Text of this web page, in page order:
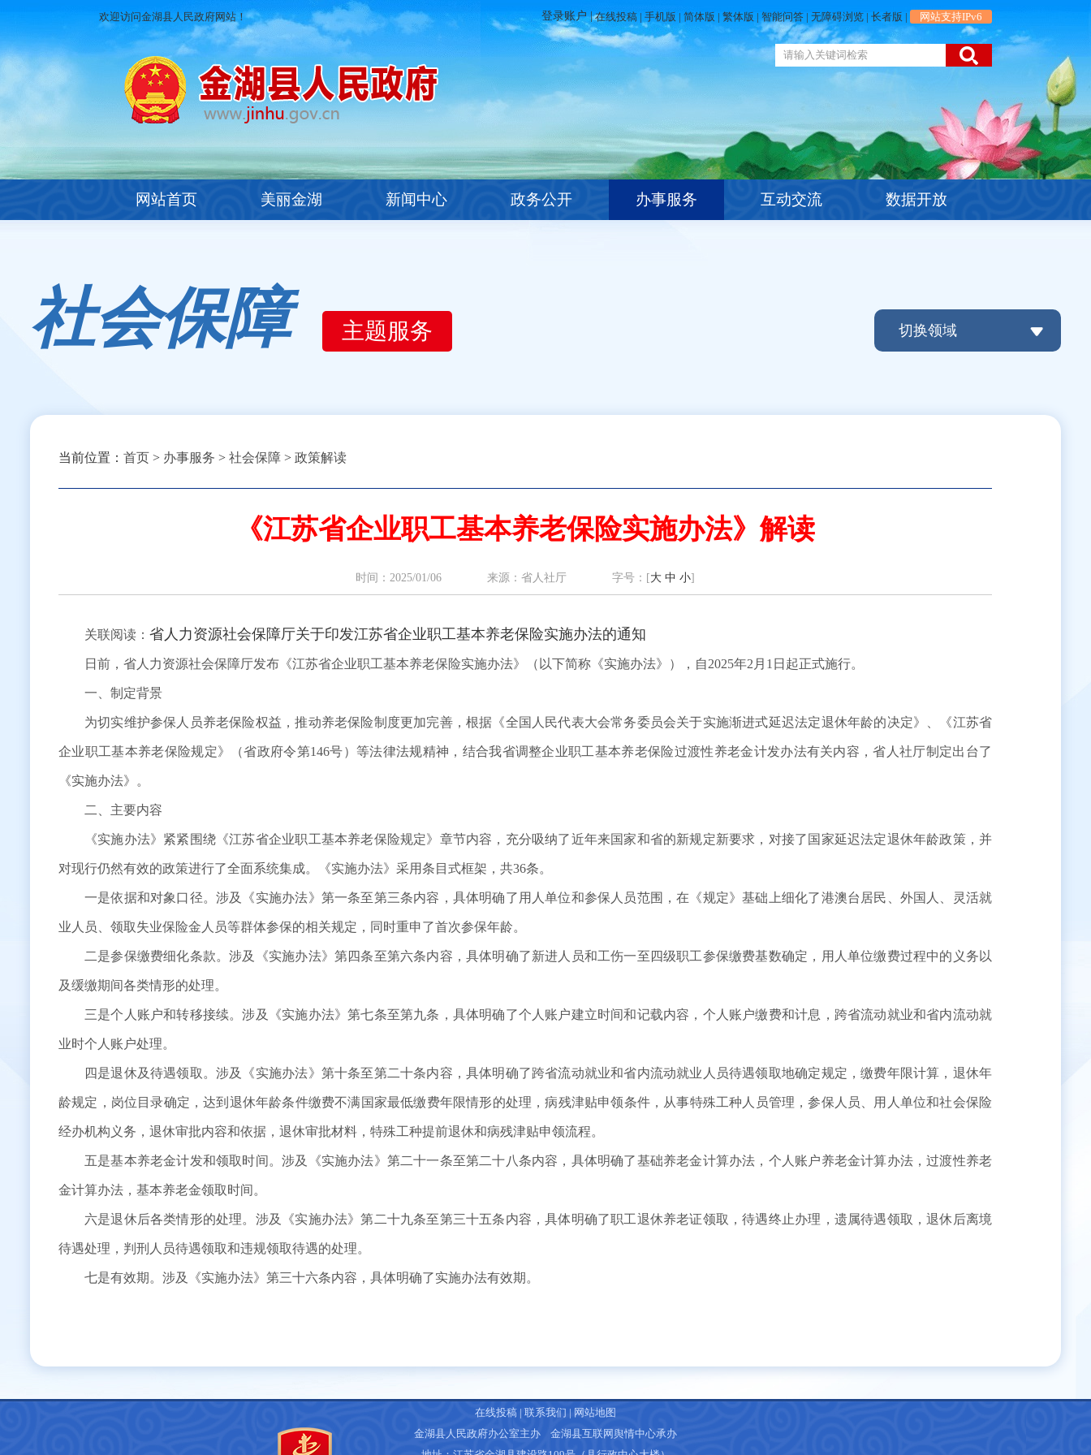
欢迎访问金湖县人民政府网站！ 在线投稿 | 手机版 | 简体版 | 繁体版 | 智能问答 | 无障碍浏览 | 长者版 | 网站支持IPv6
网站首页 美丽金湖 新闻中心 政务公开 办事服务 互动交流 数据开放
社会保障 主题服务 切换领域
当前位置： 首页 > 办事服务 > 社会保障 > 政策解读
《江苏省企业职工基本养老保险实施办法》解读
时间：2025/01/06 来源： 省人社厅 字号：[大 中 小]
关联阅读： 省人力资源社会保障厅关于印发江苏省企业职工基本养老保险实施办法的通知
日前，省人力资源社会保障厅发布《江苏省企业职工基本养老保险实施办法》（以下简称《实施办法》），自2025年2月1日起正式施行。
一、制定背景
为切实维护参保人员养老保险权益，推动养老保险制度更加完善，根据《全国人民代表大会常务委员会关于实施渐进式延迟法定退休年龄的决定》、《江苏省
企业职工基本养老保险规定》（省政府令第146号）等法律法规精神，结合我省调整企业职工基本养老保险过渡性养老金计发办法有关内容，省人社厅制定出台了
《实施办法》。
二、主要内容
《实施办法》紧紧围绕《江苏省企业职工基本养老保险规定》章节内容，充分吸纳了近年来国家和省的新规定新要求，对接了国家延迟法定退休年龄政策，并
对现行仍然有效的政策进行了全面系统集成。《实施办法》采用条目式框架，共36条。
一是依据和对象口径。涉及《实施办法》第一条至第三条内容，具体明确了用人单位和参保人员范围，在《规定》基础上细化了港澳台居民、外国人、灵活就
业人员、领取失业保险金人员等群体参保的相关规定，同时重申了首次参保年龄。
二是参保缴费细化条款。涉及《实施办法》第四条至第六条内容，具体明确了新进人员和工伤一至四级职工参保缴费基数确定，用人单位缴费过程中的义务以
及缓缴期间各类情形的处理。
三是个人账户和转移接续。涉及《实施办法》第七条至第九条，具体明确了个人账户建立时间和记载内容，个人账户缴费和计息，跨省流动就业和省内流动就
业时个人账户处理。
四是退休及待遇领取。涉及《实施办法》第十条至第二十条内容，具体明确了跨省流动就业和省内流动就业人员待遇领取地确定规定，缴费年限计算，退休年
龄规定，岗位目录确定，达到退休年龄条件缴费不满国家最低缴费年限情形的处理，病残津贴申领条件，从事特殊工种人员管理，参保人员、用人单位和社会保险
经办机构义务，退休审批内容和依据，退休审批材料，特殊工种提前退休和病残津贴申领流程。
五是基本养老金计发和领取时间。涉及《实施办法》第二十一条至第二十八条内容，具体明确了基础养老金计算办法，个人账户养老金计算办法，过渡性养老
金计算办法，基本养老金领取时间。
六是退休后各类情形的处理。涉及《实施办法》第二十九条至第三十五条内容，具体明确了职工退休养老证领取，待遇终止办理，遗属待遇领取，退休后离境
待遇处理，判刑人员待遇领取和违规领取待遇的处理。
七是有效期。涉及《实施办法》第三十六条内容，具体明确了实施办法有效期。
在线投稿 | 联系我们 | 网站地图
金湖县人民政府办公室主办 金湖县互联网舆情中心承办